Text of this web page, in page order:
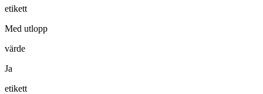
etikett
Med utlopp
värde
Ja
etikett